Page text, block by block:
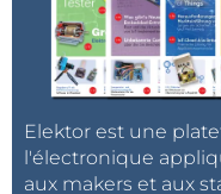
Elektor est une
l'électronique
aux makers et aux